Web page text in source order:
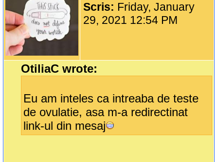
Scris: Friday, January
29, 2021 12:54 PM
OtiliaC wrote:
Eu am inteles ca intreaba de teste
de ovulatie, asa m-a redirectinat
link-ul din mesaj